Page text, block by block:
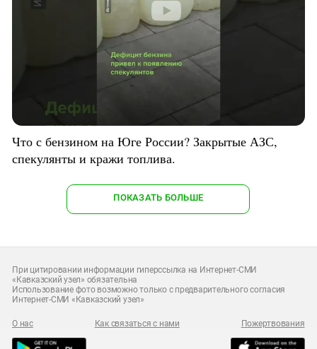
Что с бензином на Юге России? Закрытые АЗС,
спекулянты и кражи топлива.
ПОКАЗАТЬ БОЛЬШЕ
При цитировании информации гиперссылка на Интернет-СМИ
«Кавказский узел» обязательна
Использование фото возможно только с предварительного согласия
Интернет-СМИ «Кавказский узел»
О нас Как связаться с нами Пожертвования